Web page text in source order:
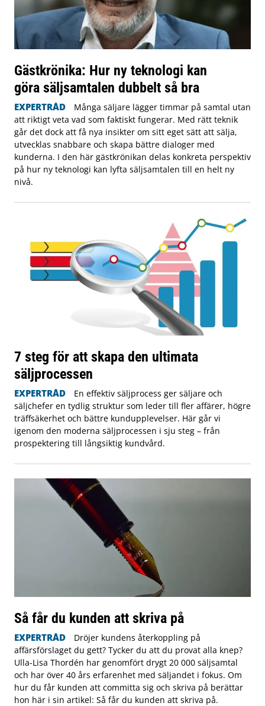
Gästkrönika: Hur ny teknologi kan
göra säljsamtalen dubbelt så bra
EXPERTRÅD
Många säljare lägger timmar på samtal utan
att riktigt veta vad som faktiskt fungerar. Med rätt teknik
går det dock att få nya insikter om sitt eget sätt att sälja,
utvecklas snabbare och skapa bättre dialoger med
kunderna. I den här gästkrönikan delas konkreta perspektiv
på hur ny teknologi kan lyfta säljsamtalen till en helt ny
nivå.
7 steg för att skapa den ultimata
säljprocessen
EXPERTRÅD
En effektiv säljprocess ger säljare och
säljchefer en tydlig struktur som leder till fler affärer, högre
träffsäkerhet och bättre kundupplevelser. Här går vi
igenom den moderna säljprocessen i sju steg – från
prospektering till långsiktig kundvård.
Så får du kunden att skriva på
EXPERTRÅD
Dröjer kundens återkoppling på
affärsförslaget du gett? Tycker du att du provat alla knep?
Ulla-Lisa Thordén har genomfört drygt 20 000 säljsamtal
och har över 40 års erfarenhet med säljandet i fokus. Om
hur du får kunden att committa sig och skriva på berättar
hon här i sin artikel: Så får du kunden att skriva på.